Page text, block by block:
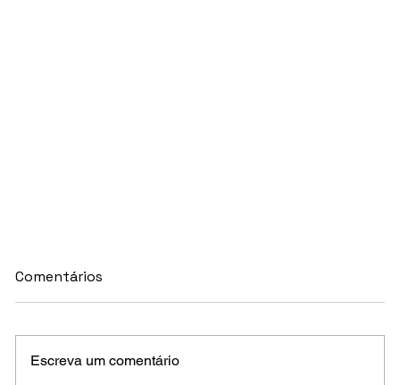
Comentários
Escreva um comentário